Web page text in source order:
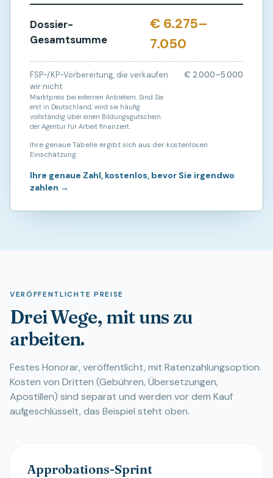
Dossier-
Gesamtsumme
€ 6.275–
7.050
FSP-/KP-Vorbereitung, die verkaufen
wir nicht
Marktpreis bei externen Anbietern. Sind Sie
erst in Deutschland, wird sie häufig
vollständig über einen Bildungsgutschein
der Agentur für Arbeit finanziert.
€ 2.000–5.000
Ihre genaue Tabelle ergibt sich aus der kostenlosen
Einschätzung.
Ihre genaue Zahl, kostenlos, bevor Sie irgendwo
zahlen →
VERÖFFENTLICHTE PREISE
Drei Wege, mit uns zu
arbeiten.
Festes Honorar, veröffentlicht, mit Ratenzahlungsoption.
Kosten von Dritten (Gebühren, Übersetzungen,
Apostillen) sind separat und werden vor dem Kauf
aufgeschlüsselt, das Beispiel steht oben.
Approbations-Sprint